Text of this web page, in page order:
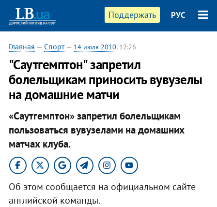
Поддержать РУС
Главная — Спорт— 14 июля 2010, 12:26
"Саутгемптон" запретил
болельщикам приносить вувузелы
на домашние матчи
«Саутгемптон» запретил болельщикам
пользоваться вувузелами на домашних
матчах клуба.
Об этом сообщается на официальном сайте
английской команды.